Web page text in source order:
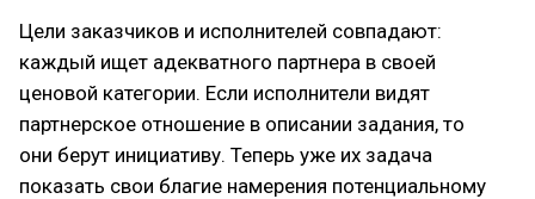
Цели заказчиков и исполнителей совпадают:
каждый ищет адекватного партнера в своей
ценовой категории. Если исполнители видят
партнерское отношение в описании задания, то
они берут инициативу. Теперь уже их задача
показать свои благие намерения потенциальному